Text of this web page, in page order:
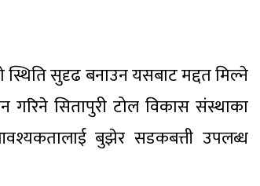
स्थिति सुदृढ बनाउन यसबाट मद्दत मिल्ने
गरिने सितापुरी टोल विकास संस्थाका
बुझेर सडकबत्ती उपलब्ध